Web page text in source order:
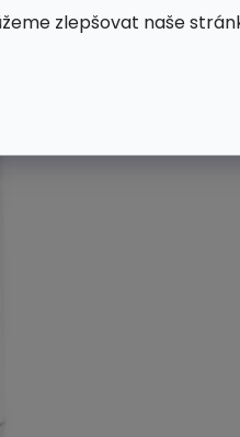
zlepšovat naše